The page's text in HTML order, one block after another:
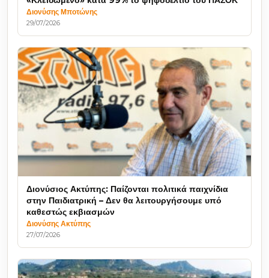
Διονύσης Μποτώνης
29/07/2026
Διονύσιος Ακτύπης: Παίζονται πολιτικά παιχνίδια
στην Παιδιατρική – Δεν θα λειτουργήσουμε υπό
καθεστώς εκβιασμών
Διονύσης Ακτύπης
27/07/2026